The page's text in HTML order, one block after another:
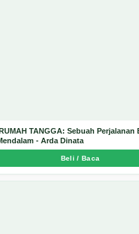
TANGGA: Sebuah Perjalanan
- Arda Dinata
Beli / Baca